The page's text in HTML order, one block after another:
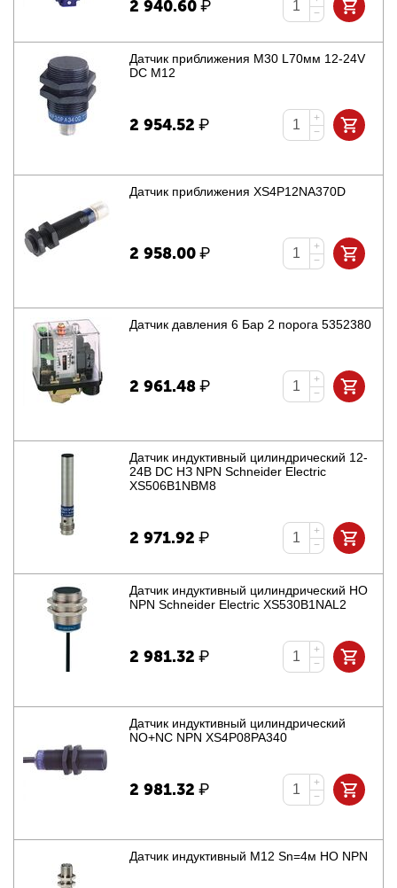
2 940.60₽
−
Датчик приближения M30 L70мм 12-24V
DC M12
2 954.52 ₽
+
−
Датчик приближения XS4P12NA370D
2 958.00₽
+
−
Датчик давления 6 Бар 2 порога 5352380
2 961.48₽
+
−
Датчик индуктивный цилиндрический 12-
24В DC НЗ NPN Schneider Electric
XS506B1NBM8
2 971.92 ₽
+
−
Датчик индуктивный цилиндрический НО
NPN Schneider Electric XS530B1NAL2
2 981.32 ₽
+
−
Датчик индуктивный цилиндрический
NO+NC NPN XS4P08PA340
2 981.32 ₽
+
−
Датчик индуктивный M12 Sn=4м НО NPN